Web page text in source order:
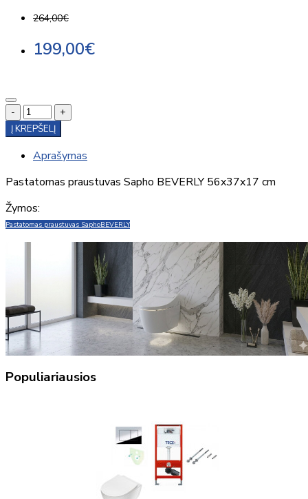
264,00€
199,00€
-
+
Į KREPŠELĮ
Aprašymas
Pastatomas praustuvas Sapho BEVERLY 56x37x17 cm
Žymos:
Pastatomas praustuvas SaphoBEVERLY
Populiariausios